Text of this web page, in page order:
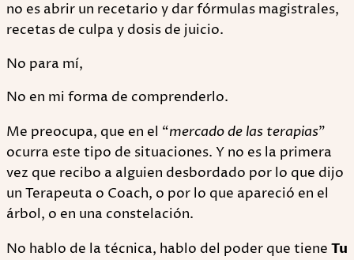
no es abrir un recetario y dar fórmulas magistrales,
recetas de culpa y dosis de juicio.
No para mí,
No en mi forma de comprenderlo.
Me preocupa, que en el “mercado de las terapias”
ocurra este tipo de situaciones. Y no es la primera
vez que recibo a alguien desbordado por lo que dijo
un Terapeuta o Coach, o por lo que apareció en el
árbol, o en una constelación.
No hablo de la técnica, hablo del poder que tiene Tu